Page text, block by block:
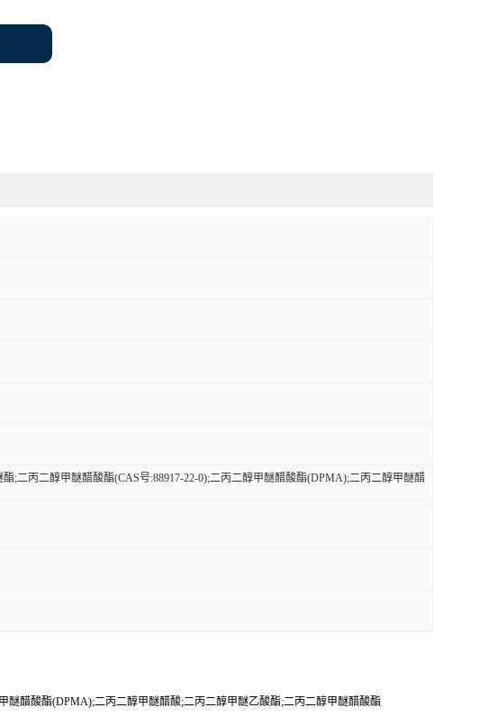
;二丙二醇甲醚醋酸酯(CAS号:88917-22-0);二丙二醇甲醚醋酸酯(DPMA);二丙二醇甲醚醋
醚醋酸酯(DPMA);二丙二醇甲醚醋酸;二丙二醇甲醚乙酸酯;二丙二醇甲醚醋酸酯